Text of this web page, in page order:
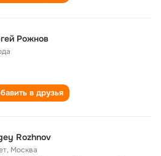
Рожнов
в друзья
Rozhnov
, Москва